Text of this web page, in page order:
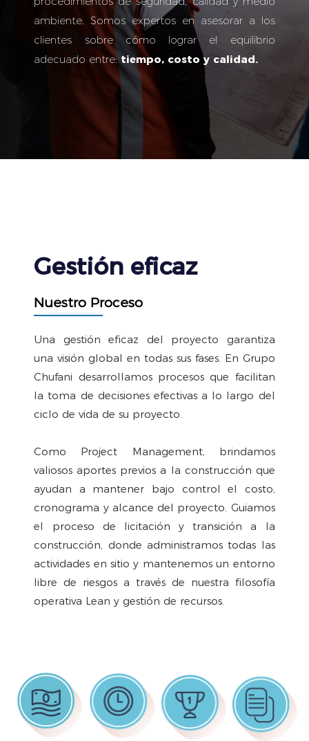
ambiente. Somos expertos en asesorar a los
clientes sobre cómo lograr el equilibrio
adecuado entre: tiempo, costo y calidad.
Gestión eﬁcaz
Nuestro Proceso
Una gestión eficaz del proyecto garantiza
una visión global en todas sus fases. En Grupo
Chufani desarrollamos procesos que facilitan
la toma de decisiones efectivas a lo largo del
ciclo de vida de su proyecto.
Como Project Management, brindamos
valiosos aportes previos a la construcción que
ayudan a mantener bajo control el costo,
cronograma y alcance del proyecto. Guiamos
el proceso de licitación y transición a la
construcción, donde administramos todas las
actividades en sitio y mantenemos un entorno
libre de riesgos a través de nuestra filosofía
operativa Lean y gestión de recursos.